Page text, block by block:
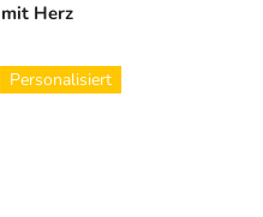
mit Herz
Personalisiert